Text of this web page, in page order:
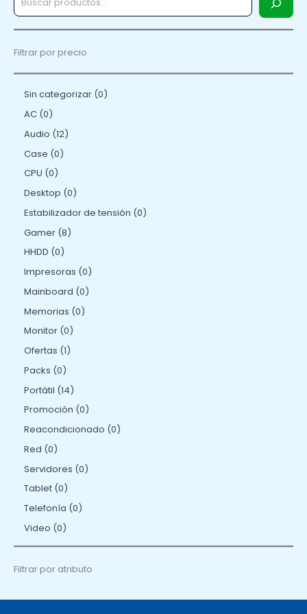
Filtrar por precio
Sin categorizar 0
AC 0
Audio 12
Case 0
CPU 0
Desktop 0
Estabilizador de tensión 0
Gamer 8
HHDD 0
Impresoras 0
Mainboard 0
Memorias 0
Monitor 0
Ofertas 1
Packs 0
Portátil 14
Promoción 0
Reacondicionado 0
Red 0
Servidores 0
Tablet 0
Telefonía 0
Video 0
Filtrar por atributo